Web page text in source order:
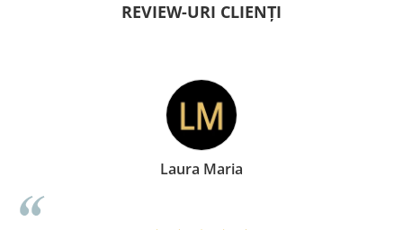
REVIEW-URI CLIENȚI